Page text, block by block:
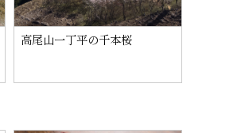
高尾山一丁平の千本桜